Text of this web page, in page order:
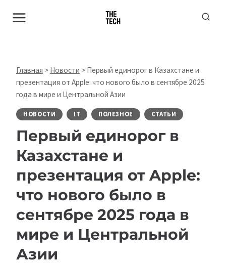
Главная > Новости > Первый единорог в Казахстане и
презентация от Apple: что нового было в сентябре 2025
года в мире и Центральной Азии
НОВОСТИ IT ПОЛЕЗНОЕ СТАТЬИ
Первый единорог в
Казахстане и
презентация от Apple:
что нового было в
сентябре 2025 года в
мире и Центральной
Азии